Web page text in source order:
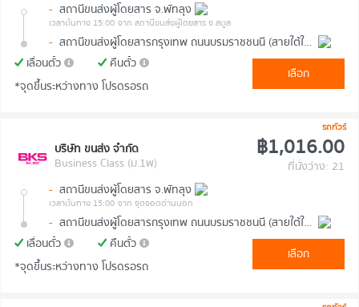
- สถานีขนส่งผู้โดยสาร จ.พัทลุง
เวลาต้นทาง 15:00 จาก สถานีขนส่งผู้โดยสาร จ.สตูล
-
สถานีขนส่งผู้โดยสารกรุงเทพ ถนนบรมราชชนนี (สายใต้ใหม่)
เลื่อนตั๋ว
คืนตั๋ว
*จุดขึ้นระหว่างทาง โปรดรอรถ
เลือก
รถทัวร์
บริษัท ขนส่ง จำกัด
Business Class (ม.1พ)
฿1,016.00
ที่นั่งว่าง: 21
- สถานีขนส่งผู้โดยสาร จ.พัทลุง
เวลาต้นทาง 15:00 จาก จุดจอดด่านนอก
-
สถานีขนส่งผู้โดยสารกรุงเทพ ถนนบรมราชชนนี (สายใต้ใหม่)
เลื่อนตั๋ว
คืนตั๋ว
*จุดขึ้นระหว่างทาง โปรดรอรถ
เลือก